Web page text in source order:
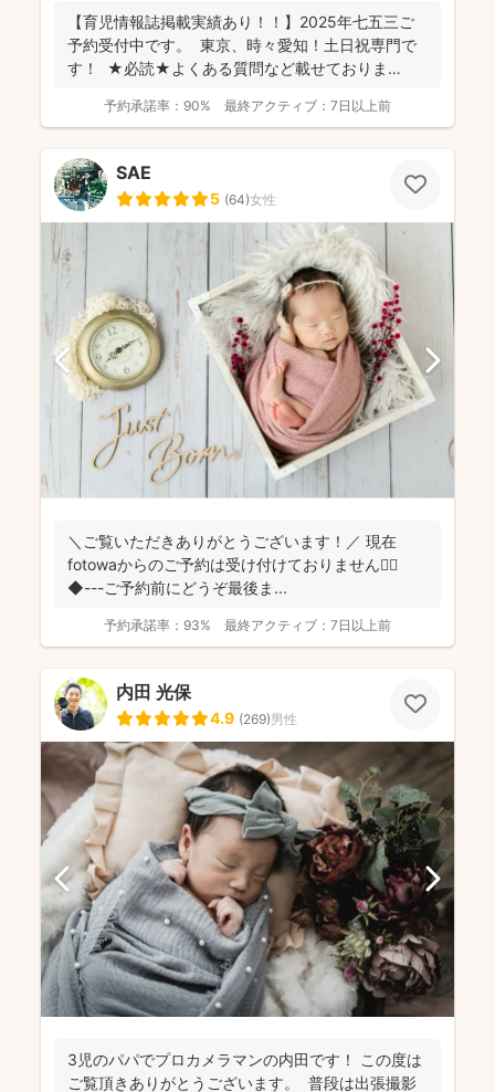
【育児情報誌掲載実績あり！！】2025年七五三ご
予約受付中です。 東京、時々愛知！土日祝専門で
す！ ★必読★よくある質問など載せておりま
予約承諾率： 90% 最終アクティブ： 7日以上前
SAE
5 (64)女性
＼ご覧いただきありがとうございます！／ 現在
fotowaからのご予約は受け付けておりません🙇‍♀️
◆---ご予約前にどうぞ最後ま...
予約承諾率： 93% 最終アクティブ： 7日以上前
内田 光保
4.9 (269)男性
3児のパパでプロカメラマンの内田です！ この度は
ご覧頂きありがとうございます。 普段は出張撮影